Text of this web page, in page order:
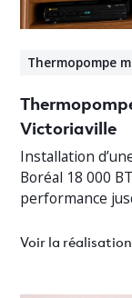
Thermopompe
Victoriaville
Installation
Boréal 18 000
performance
Voir la réalisation